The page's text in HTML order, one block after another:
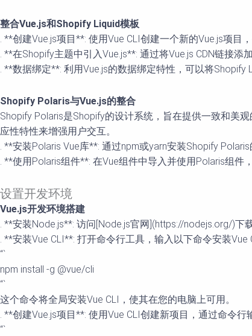
整合Vue.js和Shopify Liquid模板
. **创建Vue.js项目**: 使用Vue CLI创建一个新的Vue.js项目
. **在Shopify主题中引入Vue.js**: 通过将Vue.js CDN链接
. **数据绑定**: 利用Vue.js的数据绑定特性，可以将
Shopify Polaris与Vue.js的整合
Shopify Polaris是Shopify的设计系统，旨在提供一致和美
应性特性来增强用户交互。
. **安装Polaris Vue库**: 通过npm或yarn安装Shopify Polaris
. **使用Polaris组件**: 在Vue组件中导入并使用Polaris组件
设置开发环境
Vue.js开发环境搭建
. **安装Node.js**: 访问[Node.js官网](https://nodejs.org/)下
. **安装Vue CLI**: 打开命令行工具，输入以下命令安装Vue
“`
npm install -g @vue/cli
“`
这个命令将全局安装Vue CLI，使其在您的电脑上可用。
. **创建Vue.js项目**: 使用Vue CLI创建新项目，通过命令行
“`